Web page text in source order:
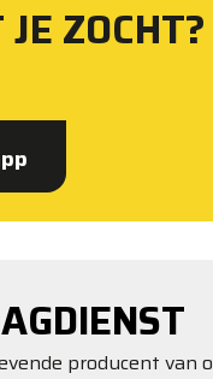
ZOCHT?
producent van